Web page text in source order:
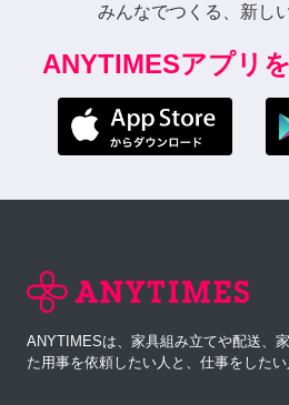
みんなでつくる、新し
ANYTIMESアプリ
ANYTIMESは、家具組み立てや配送、
た用事を依頼したい人と、仕事をしたい